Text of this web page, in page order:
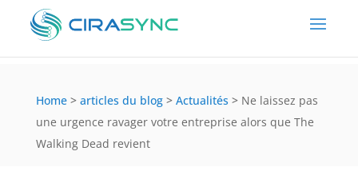
Home > articles du blog > Actualités > Ne laissez pas
une urgence ravager votre entreprise alors que The
Walking Dead revient